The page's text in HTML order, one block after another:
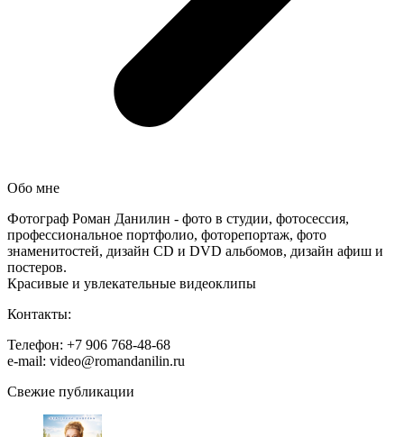
Обо мне
Фотограф Роман Данилин - фото в студии, фотосессия,
профессиональное портфолио, фоторепортаж, фото
знаменитостей, дизайн CD и DVD альбомов, дизайн афиш и
постеров.
Красивые и увлекательные видеоклипы
Контакты:
Телефон: +7 906 768-48-68
e-mail: video@romandanilin.ru
Свежие публикации